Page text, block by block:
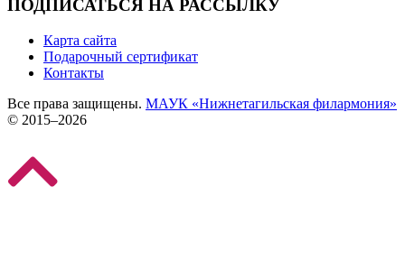
ПОДПИСАТЬСЯ НА РАССЫЛКУ
Карта сайта
Подарочный сертификат
Контакты
Все права защищены. МАУК «Нижнетагильская филармония»
© 2015–2026